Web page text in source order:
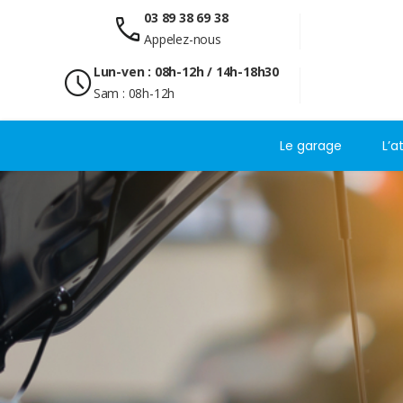
call 03 89 38 69 38
Appelez-nous
scheduleLun-ven : 08h-12h / 14h-18h30
Sam : 08h-12h
Le garage